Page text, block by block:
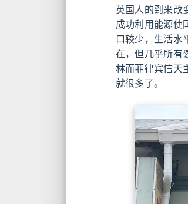
英国人的到来改
成功利用能源使
口较少，生活水
在，但几乎所有
林而菲律宾信天
就很多了。